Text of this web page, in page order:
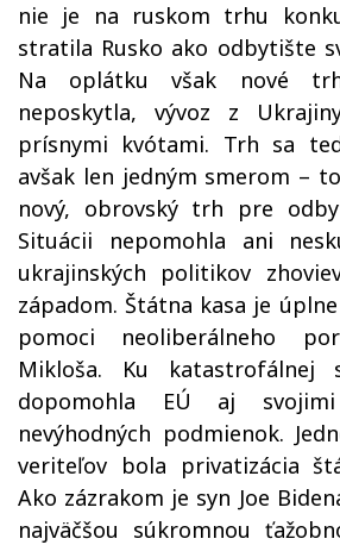
nie je na ruskom trhu
stratila Rusko ako odbytište
Na oplátku však nové
neposkytla, vývoz z
prísnymi kvótami. Trh sa
avšak len jedným smerom –
nový, obrovský trh pre
Situácii nepomohla ani
ukrajinských politikov
západom. Štátna kasa je
pomoci neoliberálneho
Mikloša. Ku katastrofálnej
dopomohla EÚ aj
nevýhodných podmienok.
veriteľov bola privatizácia
Ako zázrakom je syn Joe
najväčšou súkromnou